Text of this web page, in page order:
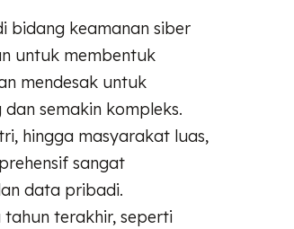
bidang keamanan siber
untuk membentuk
mendesak untuk
semakin kompleks.
hingga masyarakat luas,
sangat
data pribadi.
terakhir, seperti